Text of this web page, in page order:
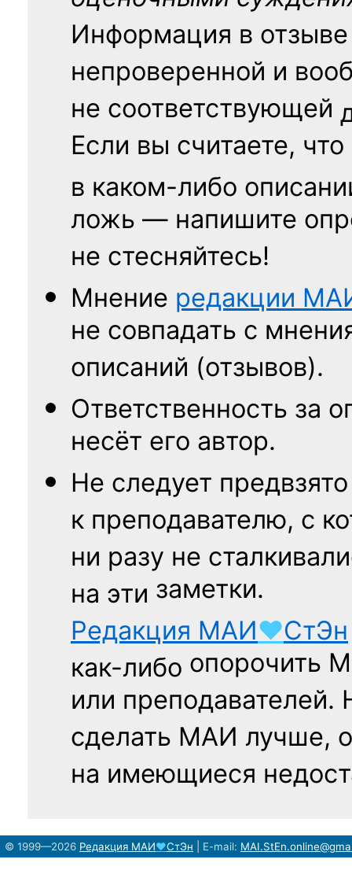
Информация в
непроверенной и
не соответствующей
Если вы считаете, что
в каком-либо
ложь — напишите
не стесняйтесь!
Мнение редакции
не совпадать с
описаний (отзывов).
Ответственность за
несёт его автор.
Не следует
к преподавателю, с
ни разу не
на эти заметки.
Редакция МАИ♥СтЭн
как-либо опорочить
или
сделать МАИ лучше,
на имеющиеся
© 1999—2026 Редакция МАИ♥СтЭн E-mail: